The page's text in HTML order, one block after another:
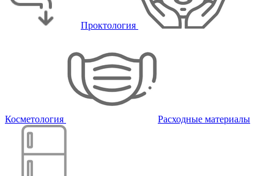
Проктология
Косметология Расходные материалы